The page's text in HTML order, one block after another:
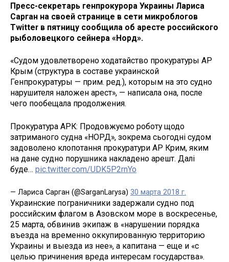
Пресс-секретарь генпрокурора Украины Лариса
Сарган на своей странице в сети микроблогов
Twitter в пятницу сообщила об аресте российского
рыболовецкого сейнера «Норд».
«Судом удовлетворено ходатайство прокуратуры АР
Крым (структура в составе украинской
Генпрокуратуры — прим. ред.), которым на это судно
нарушителя наложен арест», — написала она, после
чего пообещала продолжения.
Прокуратура АРК: Продовжуємо роботу щодо
затриманого судна «НОРД», зокрема сьогодні судом
задоволено клопотання прокуратури АР Крим, яким
на дане судно порушника накладено арешт. Далі
буде… pic.twitter.com/UDK5P2rnYo
— Лариса Сарган (@SarganLarysa) 30 марта 2018 г.
Украинские пограничники задержали судно под
российским флагом в Азовском море в воскресенье,
25 марта, обвинив экипаж в «нарушении порядка
въезда на временно оккупированную территорию
Украины и выезда из нее», а капитана — еще и «с
целью причинения вреда интересам государства».